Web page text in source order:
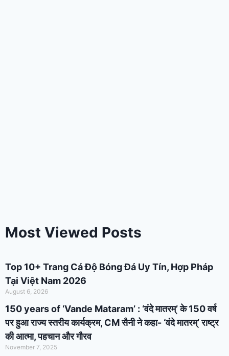
Most Viewed Posts
Top 10+ Trang Cá Độ Bóng Đá Uy Tín, Hợp Pháp
Tại Việt Nam 2026
August 6, 2026
150 years of ‘Vande Mataram’ : ‘वंदे मातरम्’ के 150 वर्ष
पर हुआ राज्य स्तरीय कार्यक्रम, CM सैनी ने कहा- ‘वंदे मातरम्’ राष्ट्र
की आत्मा, पहचान और गौरव
November 7, 2025